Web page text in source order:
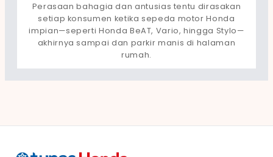
Perasaan bahagia dan antusias tentu dirasakan
setiap konsumen ketika sepeda motor Honda
impian—seperti Honda BeAT, Vario, hingga Stylo—
akhirnya sampai dan parkir manis di halaman
rumah.